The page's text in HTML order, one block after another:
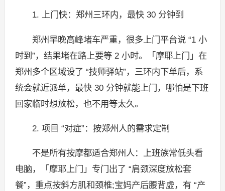
1. 上门快：郑州三环内，最快 30 分钟到
郑州早晚高峰堵车严重，很多上门平台说 “1 小
时到”，结果堵在路上要等 2 小时。「摩耶上门」在
郑州多个区域设了 “技师驿站”，三环内下单后，系
统会就近派单，最快 30 分钟就能上门，哪怕是下班
回家临时想放松，也不用等太久。
2. 项目 “对症”：按郑州人的需求定制
不是所有按摩都适合郑州人：上班族常低头看
电脑，「摩耶上门」专门出了 “肩颈深度放松套
餐”，重点按斜方肌和颈椎;宝妈产后腰背虚，有 “产